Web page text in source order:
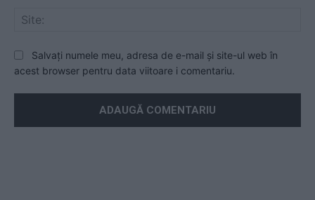
Salvați numele meu, adresa de e-mail și site-ul web în
acest browser pentru data viitoare i comentariu.